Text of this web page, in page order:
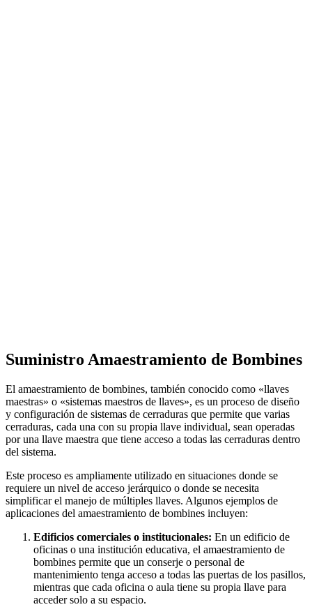
Suministro Amaestramiento de Bombines
El amaestramiento de bombines, también conocido como «llaves
maestras» o «sistemas maestros de llaves», es un proceso de diseño
y configuración de sistemas de cerraduras que permite que varias
cerraduras, cada una con su propia llave individual, sean operadas
por una llave maestra que tiene acceso a todas las cerraduras dentro
del sistema.
Este proceso es ampliamente utilizado en situaciones donde se
requiere un nivel de acceso jerárquico o donde se necesita
simplificar el manejo de múltiples llaves. Algunos ejemplos de
aplicaciones del amaestramiento de bombines incluyen:
Edificios comerciales o institucionales: En un edificio de
oficinas o una institución educativa, el amaestramiento de
bombines permite que un conserje o personal de
mantenimiento tenga acceso a todas las puertas de los pasillos,
mientras que cada oficina o aula tiene su propia llave para
acceder solo a su espacio.